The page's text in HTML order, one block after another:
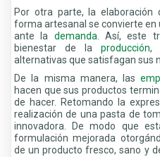
Por otra parte, la
forma artesanal se convierte en
ante la demanda . Así, este
bienestar de la producción,
alternativas que satisfagan sus
De la misma manera, las
hacen que sus productos
de hacer. Retomando la
realización de una pasta de
innovadora. De modo que
formulación mejorada
de un producto fresco, sano y